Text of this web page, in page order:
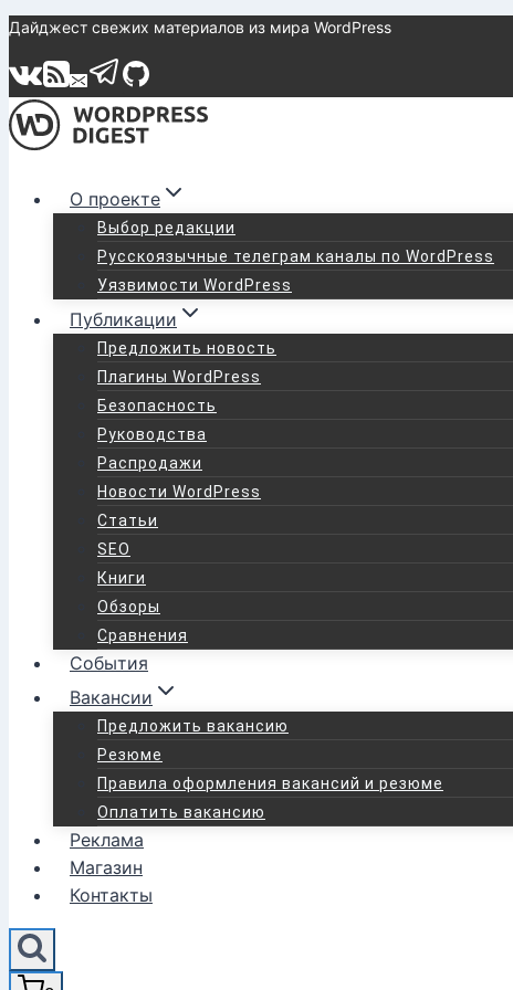
Перейти
содержимому
Дайджест свежих материалов из мира WordPress
О проекте
Выбор редакции
Русскоязычные телеграм каналы по WordPress
Уязвимости WordPress
Публикации
Предложить новость
Плагины WordPress
Безопасность
Руководства
Распродажи
Новости WordPress
Статьи
SEO
Книги
Обзоры
Сравнения
События
Вакансии
Предложить вакансию
Резюме
Правила оформления вакансий и резюме
Оплатить вакансию
Реклама
Магазин
Контакты